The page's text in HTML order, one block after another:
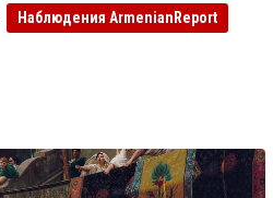
Наблюдения ArmenianReport